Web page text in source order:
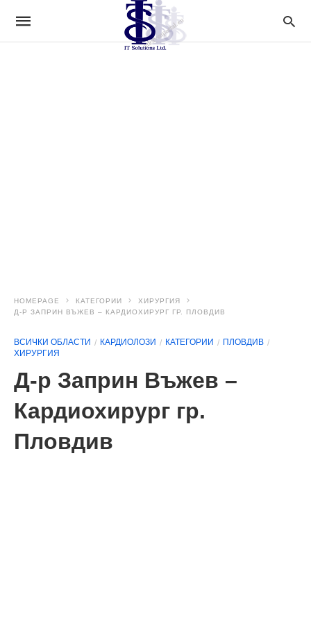
HOMEPAGE КАТЕГОРИИ
ХИРУРГИЯ
Д-Р ЗАПРИН ВЪЖЕВ – КАРДИОХИРУРГ ГР. ПЛОВДИВ
ВСИЧКИ ОБЛАСТИ КАРДИОЛОЗИ КАТЕГОРИИ
ПЛОВДИВ
ХИРУРГИЯ
Д-р Заприн Въжев –
Кардиохирург гр.
Пловдив